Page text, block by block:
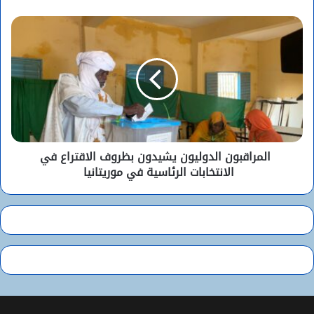
المراقبون الدوليون يشيدون بظروف الاقتراع في
الانتخابات الرئاسية في موريتانيا